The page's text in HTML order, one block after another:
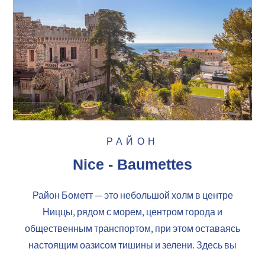
РАЙОН
Nice - Baumettes
Район Бометт — это небольшой холм в центре
Ниццы, рядом с морем, центром города и
общественным транспортом, при этом оставаясь
настоящим оазисом тишины и зелени. Здесь вы